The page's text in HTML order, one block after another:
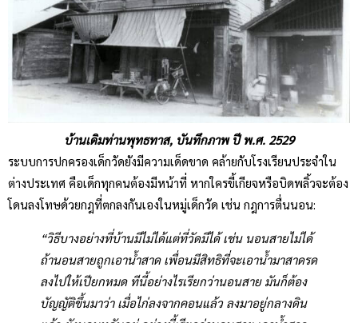
บ้านเดิมท่านพุทธทาส, บันทึกภาพ ปี พ.ศ. 2529
ระบบการปกครองเด็กวัดยังมีความเด็ดขาด คล้ายกับโรงเรียนประจำใน
ต่างประเทศ คือเด็กทุกคนต้องมีหน้าที่ หากใครขี้เกียจหรือบิดพลิ้วจะต้อง
โดนลงโทษด้วยกฎที่ตกลงกันเองในหมู่เด็กวัด เช่น กฎการตื่นนอน:
“วิธีบางอย่างที่บ้านมีไม่ได้แต่ที่วัดมีได้ เช่น นอนสายไม่ได้
ถ้านอนสายถูกเอาน้ำสาด เพื่อนมีสิทธิที่จะเอาน้ำมาสาดรด
ลงไปให้เปียกหมด ทีนี้อย่างไรเรียกว่านอนสาย มันก็ต้อง
บัญญัติขึ้นมาว่า เมื่อไก่ลงจากคอนแล้ว ลงมาอยู่กลางดิน